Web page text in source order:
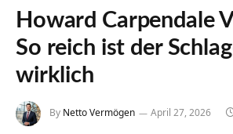
Howard Carpendale
So reich ist der
wirklich
By Netto Vermögen April 27, 2026